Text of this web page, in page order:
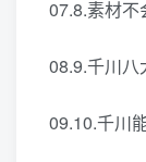
07.8.素材不
08.9.千川
09.10.千川